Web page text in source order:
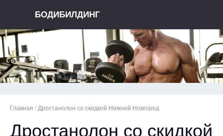
БОДИБИЛДИНГ
Главная / Дростанолон со скидкой Нижний Новгород
Дростанолон со скидкой